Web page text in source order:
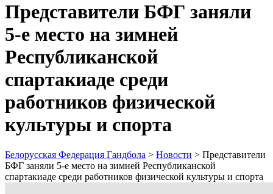
Представители БФГ заняли
5-е место на зимней
Республиканской
спартакиаде среди
работников физической
культуры и спорта
Белорусская Федерация Гандбола > Новости > Представители
БФГ заняли 5-е место на зимней Республиканской
спартакиаде среди работников физической культуры и спорта